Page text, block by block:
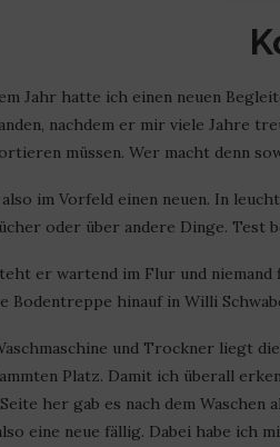
Jahr hatte ich einen neuen
nachdem er mir viele Jahre
müssen. Wer macht denn
also im Vorfeld einen neuen. In
oder über andere Dinge. Test
er wartend im Flur und niemand
Bodentreppe hinauf in Willi
und Trockner liegt
Platz. Damit ich überall
her gab es nach dem
eine neue fällig. Dabei habe ich